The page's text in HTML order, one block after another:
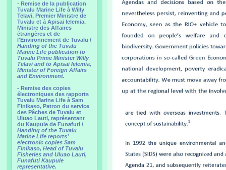
- Remise de la publication
Tuvalu Marine Life à Willy
Telavi, Premier Ministre de
Tuvalu et à Apisai Ielemia,
Ministre des Affaires
étrangères et de
l'Environnement de Tuvalu /
Handing of the Tuvalu
Marine Life publication to
Tuvalu Prime Minister Willy
Telavi and to Apisai Ielemia,
Minister of Foreign Affairs
and Environment.
- Remise des copies
électroniques des rapports
Tuvalu Marine Life à Sam
Finikaso, Patron du service
des Pêches de Tuvalu et
Uluao Lauti, représentant
du Kaupule de Funafuti /
Handing of the Tuvalu
Marine Life reports’
electronic copies Sam
Finikaso, Head of Tuvalu
Fisheries and Uluao Lauti,
Funafuti Kaupule
representative.